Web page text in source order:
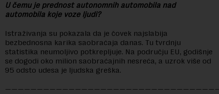
U čemu je prednost autonomnih automobila nad
automobila koje voze ljudi?
Istraživanja su pokazala da je čovek najslabija
bezbednosna karika saobraćaja danas. Tu tvrdnju
statistika neumoljivo potkrepljuje. Na području EU, godišnje
se dogodi oko milion saobraćajnih nesreća, a uzrok više od
95 odsto udesa je ljudska greška.